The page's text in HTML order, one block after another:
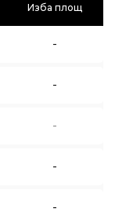
Изба площ
-
-
-
-
-